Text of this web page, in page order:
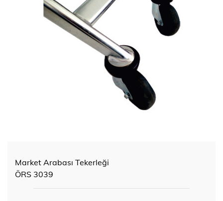
Market Arabası Tekerleği
ÖRS 3039